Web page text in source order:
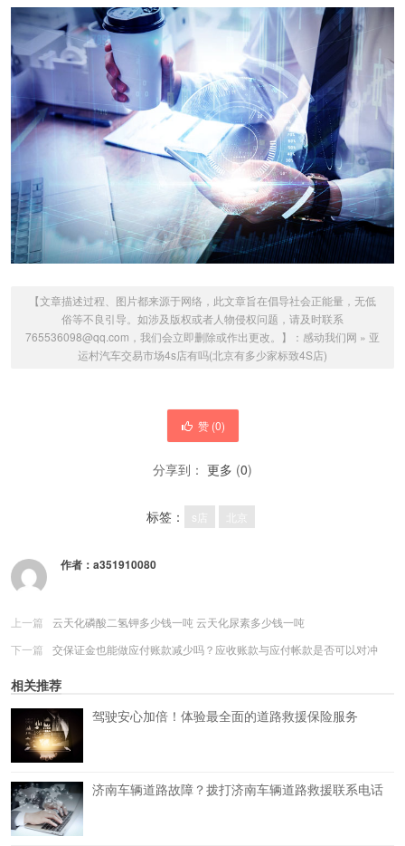
【文章描述过程、图片都来源于网络，此文章旨在倡导社会正能量，无低
俗等不良引导。如涉及版权或者人物侵权问题，请及时联系
765536098@qq.com，我们会立即删除或作出更改。】： 感动我们网 » 亚
运村汽车交易市场4s店有吗(北京有多少家标致4S店)
赞 (0)
分享到： 更多 (0)
标签： s店
作者： a351910080
上一篇
云天化磷酸二氢钾多少钱一吨 云天化尿素多少钱一吨
下一篇
交保证金也能做应付账款减少吗？应收账款与应付帐款是否可以对冲
相关推荐
驾驶安心加倍！体验最全面的道路救援保险服务
济南车辆道路故障？拨打济南车辆道路救援联系电话